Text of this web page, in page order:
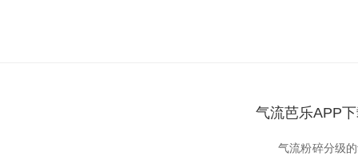
气流芭乐APP下
气流粉碎分级的动